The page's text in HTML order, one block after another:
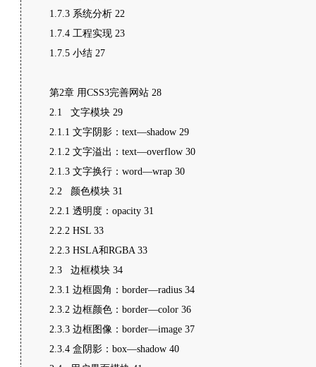
1.7.3 系统分析 22
1.7.4 工程实现 23
1.7.5 小结 27
第2章 用CSS3完善网站 28
2.1 文字模块 29
2.1.1 文字阴影：text—shadow 29
2.1.2 文字溢出：text—overflow 30
2.1.3 文字换行：word—wrap 30
2.2 颜色模块 31
2.2.1 透明度：opacity 31
2.2.2 HSL 33
2.2.3 HSLA和RGBA 33
2.3 边框模块 34
2.3.1 边框圆角：border—radius 34
2.3.2 边框颜色：border—color 36
2.3.3 边框图像：border—image 37
2.3.4 盒阴影：box—shadow 40